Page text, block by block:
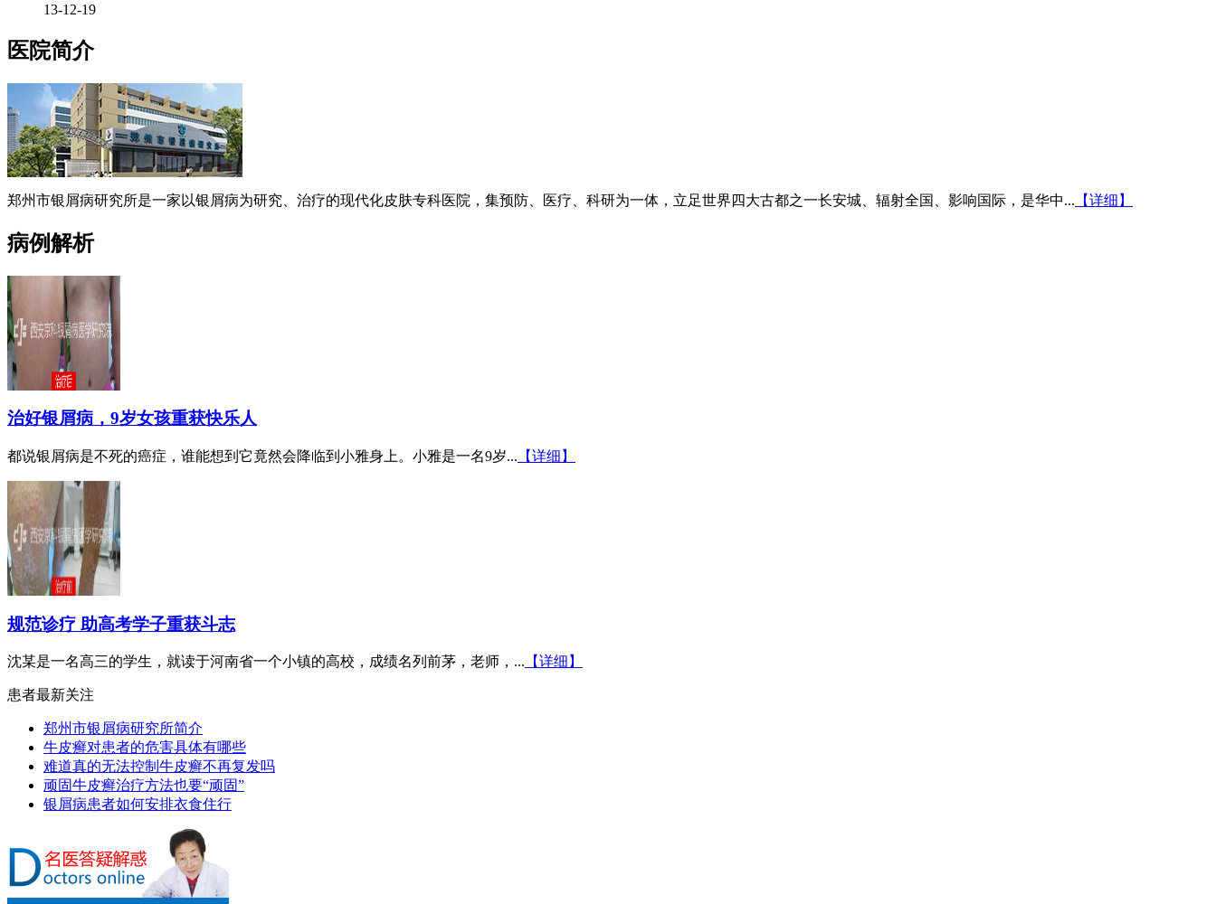
13-12-19
医院简介
郑州市银屑病研究所是一家以银屑病为研究、治疗的现代化皮肤专科医院，集预防、医疗、科研为一体，立足世界四大古都之一长安城、辐射全国、影响国际，是华中... 【详细】
病例解析
治好银屑病，9岁女孩重获快乐人
都说银屑病是不死的癌症，谁能想到它竟然会降临到小雅身上。小雅是一名9岁... 【详细】
规范诊疗 助高考学子重获斗志
沈某是一名高三的学生，就读于河南省一个小镇的高校，成绩名列前茅，老师，... 【详细】
患者最新关注
郑州市银屑病研究所简介
牛皮癣对患者的危害具体有哪些
难道真的无法控制牛皮癣不再复发吗
顽固牛皮癣治疗方法也要“顽固”
银屑病患者如何安排衣食住行